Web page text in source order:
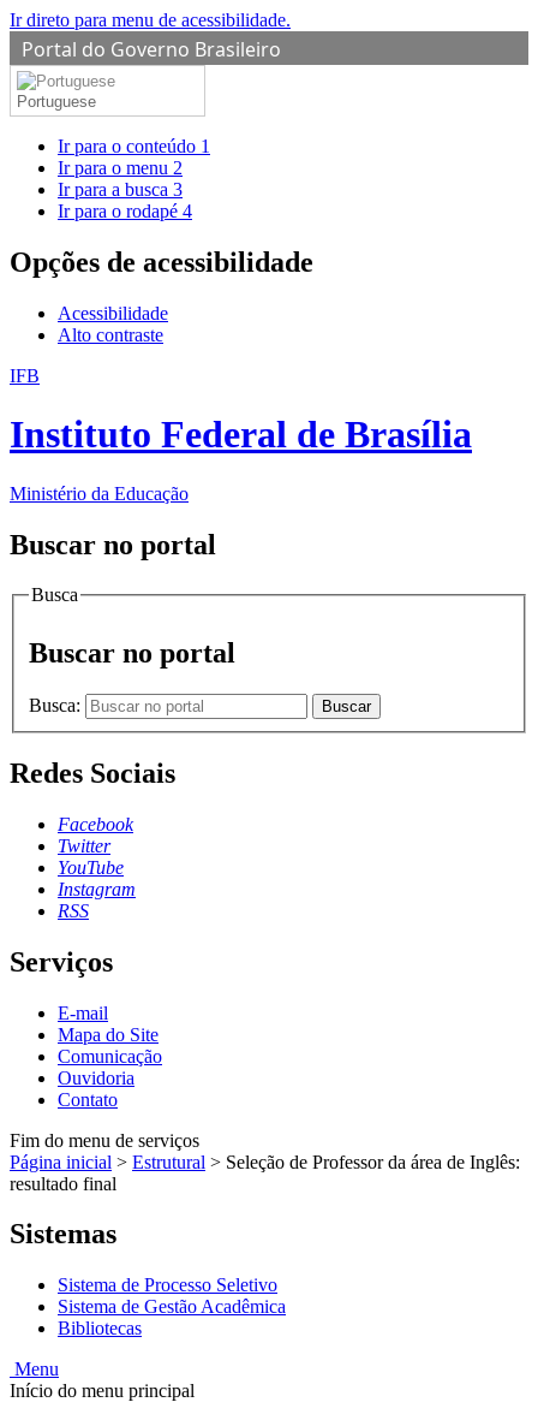
Ir direto para menu de acessibilidade.
Portal do Governo Brasileiro
Portuguese
Ir para o conteúdo 1
Ir para o menu 2
Ir para a busca 3
Ir para o rodapé 4
Opções de acessibilidade
Acessibilidade
Alto contraste
IFB
Instituto Federal de Brasília
Ministério da Educação
Buscar no portal
Busca
Buscar no portal
Busca: Buscar
Redes Sociais
Facebook
Twitter
YouTube
Instagram
RSS
Serviços
E-mail
Mapa do Site
Comunicação
Ouvidoria
Contato
Fim do menu de serviços
Página inicial > Estrutural > Seleção de Professor da área de Inglês:
resultado final
Sistemas
Sistema de Processo Seletivo
Sistema de Gestão Acadêmica
Bibliotecas
Menu
Início do menu principal